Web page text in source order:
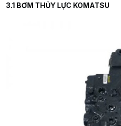
3.1 BƠM THỦY LỰC KOMATSU